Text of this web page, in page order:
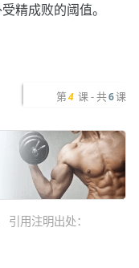
精成败的阈值。
第 4 课 - 共6课
用注明出处：